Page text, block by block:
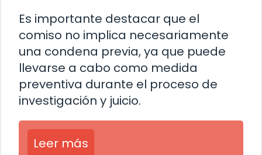
Es importante destacar que el
comiso no implica necesariamente
una condena previa, ya que puede
llevarse a cabo como medida
preventiva durante el proceso de
investigación y juicio.
Leer más